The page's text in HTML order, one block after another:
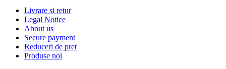
Livrare si retur
Legal Notice
About us
Secure payment
Reduceri de pret
Produse noi